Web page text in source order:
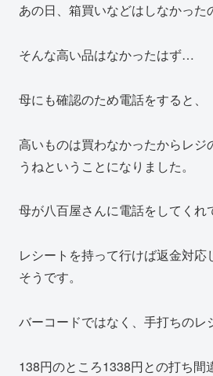
あの日、箱買いなどはしなかった
そんな高い品はなかったはず…
母にも確認のため電話をすると、
高いものは買わなかったからレジ
うねということになりました。
母が八百屋さんに電話をしてくれ
レシートを持って行けば返金対応
そうです。
バーコードではなく、手打ちのレ
138円のところ1338円との打ち間